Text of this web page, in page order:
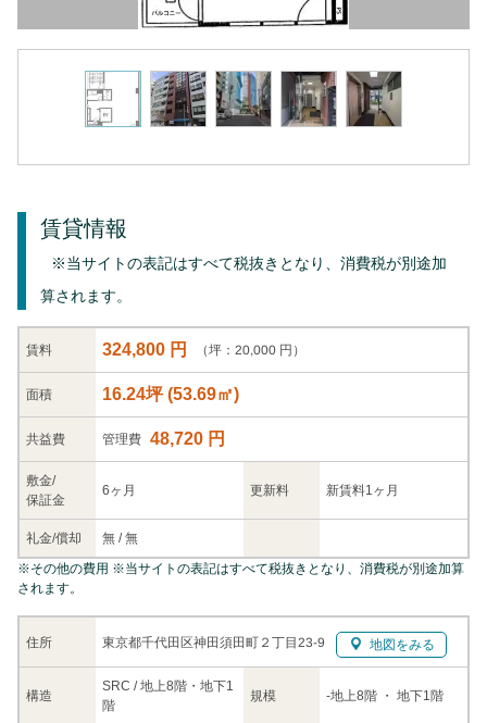
賃貸情報
※当サイトの表記はすべて税抜きとなり、消費税が別途加
算されます。
賃料 324,800 円 （坪：20,000 円）
面積 16.24坪(53.69㎡)
共益費 管理費 48,720 円
敷金/
保証金
6ヶ月 更新料 新賃料1ヶ月
礼金/償却 無 /無
住所 東京都千代田区神田須田町２丁目23-9 地図をみる
構造
SRC / 地上8階・地下1
階
規模 -地上8階 ・ 地下1階
※その他の費用 ※当サイトの表記はすべて税抜きとなり、消費税が別途加算
されます。